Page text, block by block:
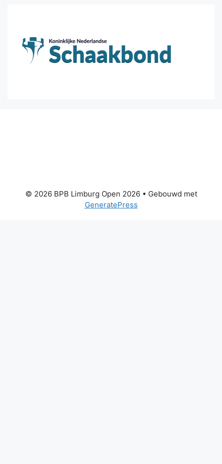
© 2026 BPB Limburg Open 2026• Gebouwd met
GeneratePress